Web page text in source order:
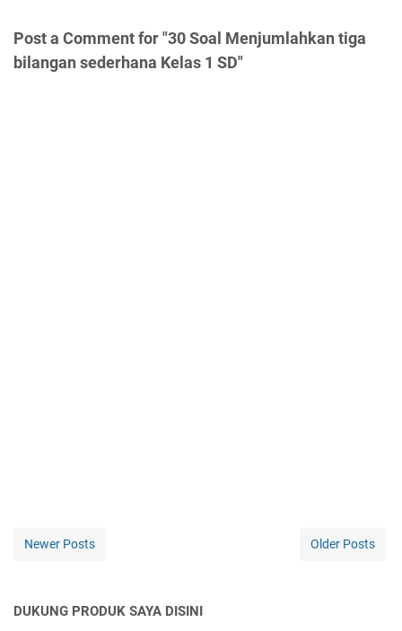
Post a Comment for "30 Soal Menjumlahkan tiga
bilangan sederhana Kelas 1 SD"
Newer Posts Older Posts
DUKUNG PRODUK SAYA DISINI